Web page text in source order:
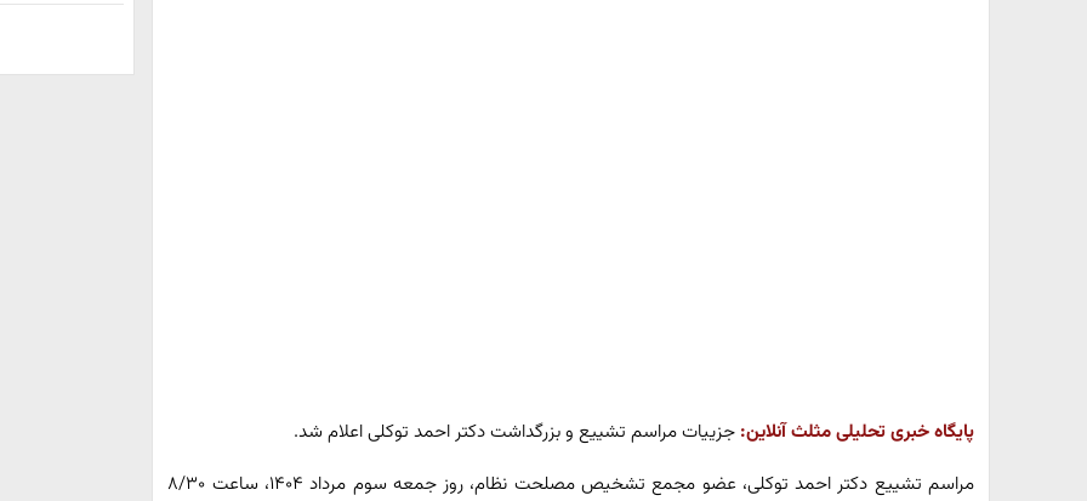
پایگاه خبری تحلیلی مثلث آنلاین: جزییات مراسم تشییع و بزرگداشت دکتر احمد توکلی اعلام شد.
مراسم تشییع دکتر احمد توکلی، عضو مجمع تشخیص مصلحت نظام، روز جمعه سوم مرداد ۱۴۰۴، ساعت ۸/۳۰